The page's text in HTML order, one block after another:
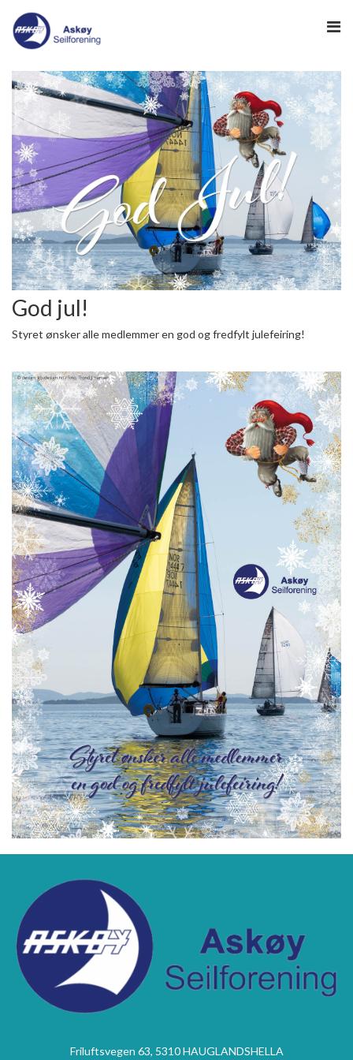
HJEM
-> HAVNEWEB
-> KLUBBGUIDEN
NYHETER
NYHETSARKIV
SEILING
REGATTA
INFO
God jul!
Styret ønsker alle medlemmer en god og fredfylt julefeiring!
Friluftsvegen 63, 5310 HAUGLANDSHELLA